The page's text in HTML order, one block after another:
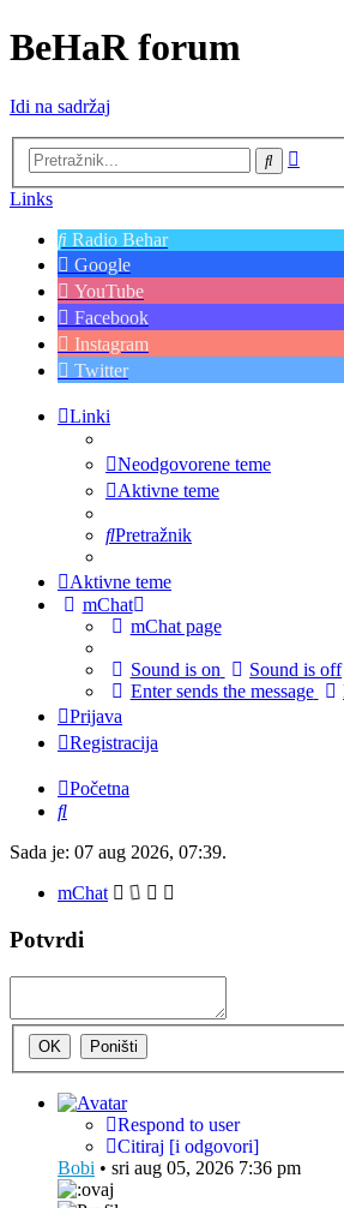
BeHaR forum
Idi na sadržaj
Pretražnik
Links
Radio Behar
Google
YouTube
Facebook
Instagram
Twitter
Linki
Neodgovorene teme
Aktivne teme
Pretražnik
Aktivne teme
mChat
mChat page
Sound is on
Sound is off
Enter sends the message
Prijava
Registracija
Početna
Pretražnik
Sada je: 07 aug 2026, 07:39.
mChat
Potvrdi
Respond to user
Citiraj [i odgovori]
Bobi • sri aug 05, 2026 7:36 pm